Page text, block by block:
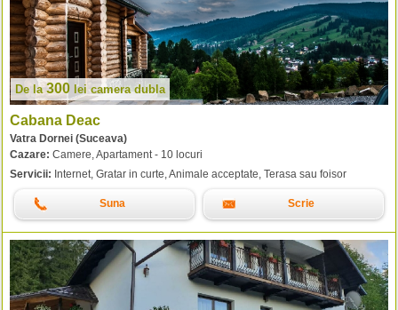
De la300 leicamera dubla
Cabana Deac
Vatra Dornei (Suceava)
Cazare: Camere, Apartament - 10 locuri
Servicii: Internet, Gratar in curte, Animale acceptate, Terasa sau foisor
Suna Scrie